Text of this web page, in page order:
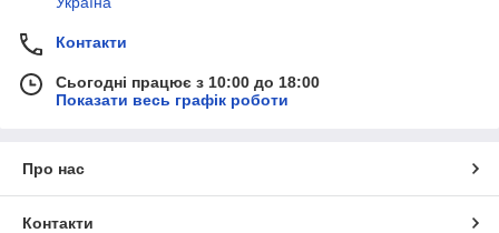
Контакти
Сьогодні працює з 10:00 до 18:00
Показати весь графік роботи
Про нас
Контакти